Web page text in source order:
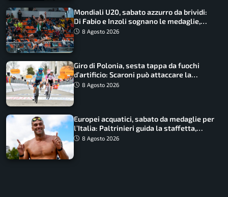
Mondiali U20, sabato azzurro da brividi:
Di Fabio e Inzoli sognano le medaglie,
Castellani e Succo in finale
8 Agosto 2026
Giro di Polonia, sesta tappa da fuochi
d’artificio: Scaroni può attaccare la
maglia di Lemmen
8 Agosto 2026
Europei acquatici, sabato da medaglie per
l’Italia: Paltrinieri guida la staffetta,
Barnabà sogna l’oro dalle grandi altezze
8 Agosto 2026